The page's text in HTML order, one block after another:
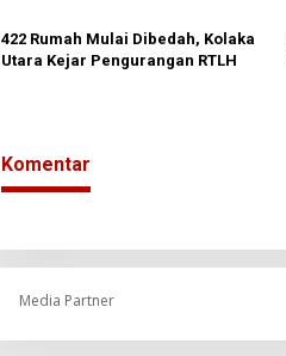
p
o
422 Rumah Mulai Dibedah, Kolaka
Utara Kejar Pengurangan RTLH
Komentar
Media Partner